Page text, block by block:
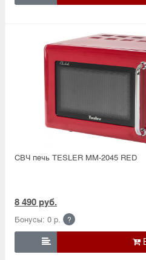
СВЧ печь TESLER MM-2045 RED
8 490 руб.
Бонусы: 0 р. ?
